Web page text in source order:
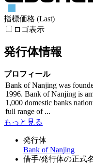
指標価格 (Last)
ロゴ表示
発行体情報
プロフィール
Bank of Nanjing was
1996. Bank of Nanjing is
1,000 domestic banks
full range of ...
もっと見る
発行体
Bank of Nanjing
借手/発行体の正式